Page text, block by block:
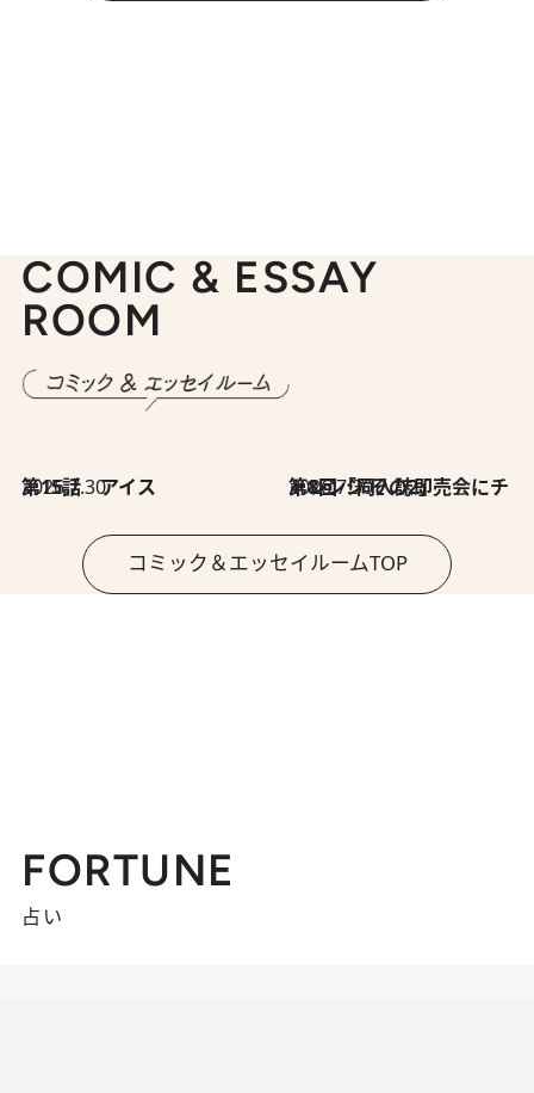
COMIC & ESSAY
ROOM
2026.7.30
第15話 アイス 2026.7.30
第8回「同人誌即売会にチャレンジ その2」
コミック＆エッセイルームTOP
FORTUNE
占い